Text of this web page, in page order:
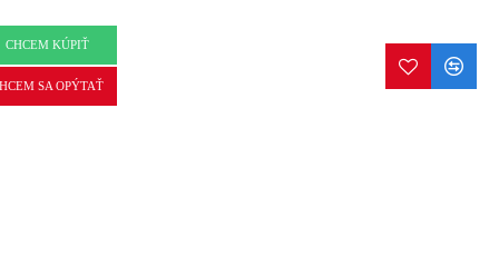
CHCEM KÚPIŤ
SA OPÝTAŤ